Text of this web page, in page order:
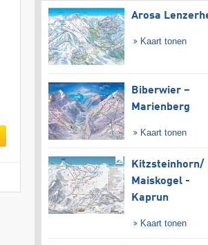
Arosa
Kaart tonen
Biberwier –
Marienberg
Kaart tonen
Kitzsteinhorn/​
Maiskogel -
Kaprun
Kaart tonen